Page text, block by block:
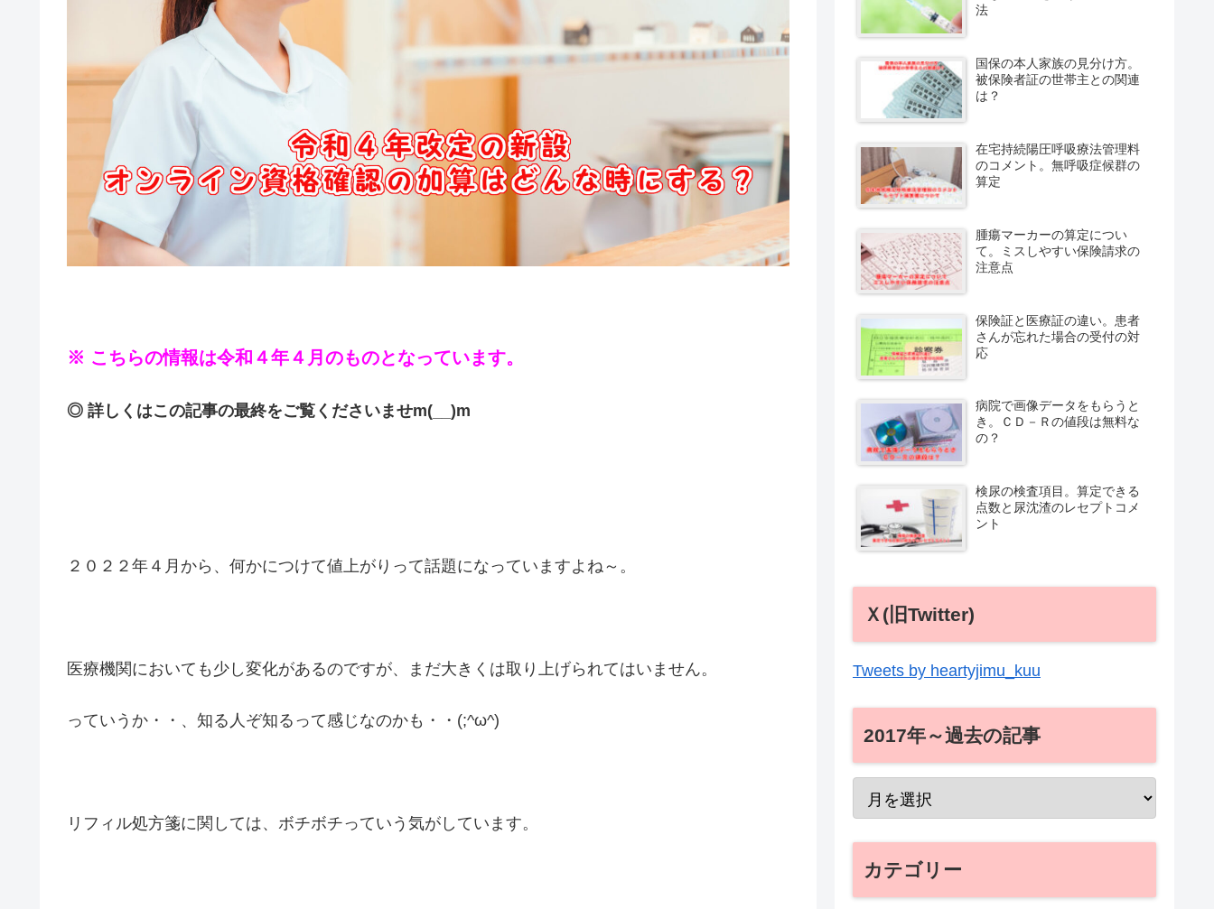
※ こちらの情報は令和４年４月のものとなっています。
◎ 詳しくはこの記事の最終をご覧くださいませm(__)m
２０２２年４月から、何かにつけて値上がりって話題になっていますよね～。
医療機関においても少し変化があるのですが、まだ大きくは取り上げられてはいません。
っていうか・・、知る人ぞ知るって感じなのかも・・(;^ω^)
リフィル処方箋に関しては、ボチボチっていう気がしています。
法
国保の本人家族の見分け方。
被保険者証の世帯主との関連
は？
在宅持続陽圧呼吸療法管理料
のコメント。無呼吸症候群の
算定
腫瘍マーカーの算定につい
て。ミスしやすい保険請求の
注意点
保険証と医療証の違い。患者
さんが忘れた場合の受付の対
応
病院で画像データをもらうと
き。ＣＤ－Ｒの値段は無料な
の？
検尿の検査項目。算定できる
点数と尿沈渣のレセプトコメ
ント
Ｘ(旧Twitter)
Tweets by heartyjimu_kuu
2017年～過去の記事
カテゴリー